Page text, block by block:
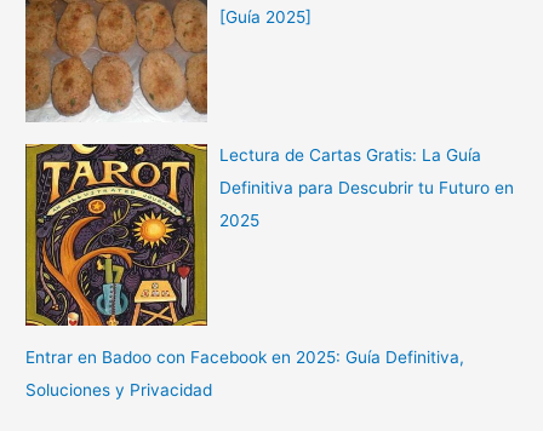
[Guía 2025]
Lectura de Cartas Gratis: La Guía
Definitiva para Descubrir tu Futuro en
2025
Entrar en Badoo con Facebook en 2025: Guía Definitiva,
Soluciones y Privacidad